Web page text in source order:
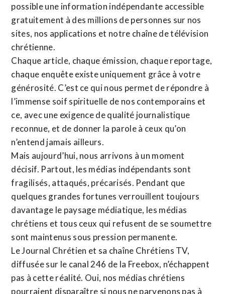
possible une information indépendante accessible
gratuitement à des millions de personnes sur nos
sites, nos applications et notre chaîne de télévision
chrétienne.
Chaque article, chaque émission, chaque reportage,
chaque enquête existe uniquement grâce à votre
générosité. C’est ce qui nous permet de répondre à
l’immense soif spirituelle de nos contemporains et
ce, avec une exigence de qualité journalistique
reconnue, et de donner la parole à ceux qu’on
n’entend jamais ailleurs.
Mais aujourd’hui, nous arrivons à un moment
décisif. Partout, les médias indépendants sont
fragilisés, attaqués, précarisés. Pendant que
quelques grandes fortunes verrouillent toujours
davantage le paysage médiatique, les médias
chrétiens et tous ceux qui refusent de se soumettre
sont maintenus sous pression permanente.
Le Journal Chrétien et sa chaîne Chrétiens TV,
diffusée sur le canal 246 de la Freebox, n’échappent
pas à cette réalité. Oui, nos médias chrétiens
pourraient disparaître si nous ne parvenons pas à